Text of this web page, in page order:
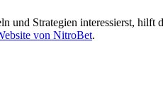
und Strategien interessierst, hilft
von NitroBet.